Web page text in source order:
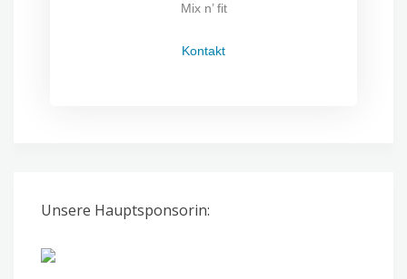
Mix n’ fit
Kontakt
Unsere Hauptsponsorin: